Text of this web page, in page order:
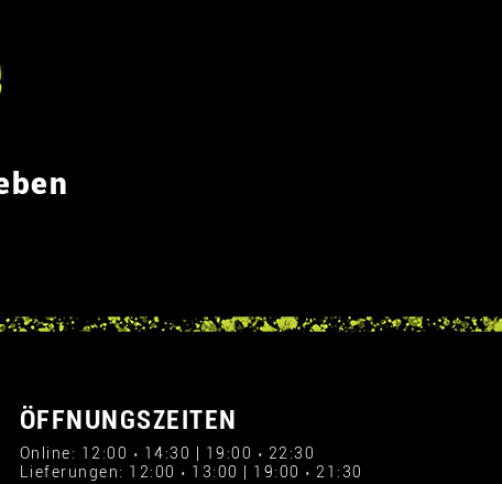
ÖFFNUNGSZEITEN
Online: 12:00 › 14:30 | 19:00 › 22:30
Lieferungen: 12:00 › 13:00 | 19:00 › 21:30